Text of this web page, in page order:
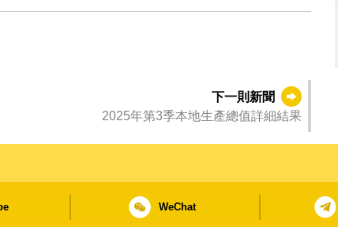
下一則新聞
2025年第3季本地生產總值詳細結果
WeChat